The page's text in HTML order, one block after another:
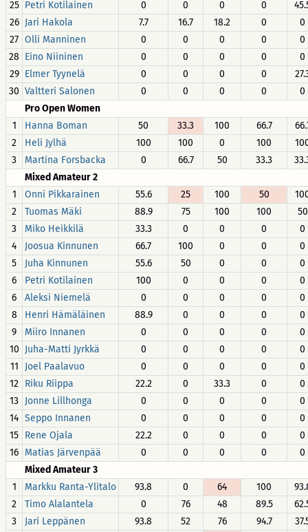
25 Petri Kotilainen 0 0 0 0
26 Jari Hakola 7.7 16.7 18.2 0
0
27 Olli Manninen 0 0 0 0
0
28 Eino Niininen 0 0 0 0
0
29 Elmer Tyynelä 0 0 0 0
30 Valtteri Salonen 0 0 0 0
0
Pro Open Women
1
Hanna Boman 50 33.3 100 66.7
2
Heli Jylhä 100 100 0 100
3
Martina Forsbacka 0 66.7 50 33.3
Mixed Amateur 2
1
Onni Pikkarainen 55.6 25 100 50
2
Tuomas Mäki 88.9 75 100 100
50
3
Miko Heikkilä 33.3 0 0 0
0
4
Joosua Kinnunen 66.7 100 0 0
0
5
Juha Kinnunen 55.6 50 0 0
0
6
Petri Kotilainen 100 0 0 0
0
6
Aleksi Niemelä 0 0 0 0
0
8
Henri Hämäläinen 88.9 0 0 0
0
9
Miiro Innanen 0 0 0 0
0
10 Juha-Matti Jyrkkä 0 0 0 0
0
11
Joel Paalavuo 0 0 0 0
0
12 Riku Riippa 22.2 0 33.3 0
0
13 Jonne Lillhonga 0 0 0 0
0
14 Seppo Innanen 0 0 0 0
0
15 Rene Ojala 22.2 0 0 0
0
16 Matias Järvenpää 0 0 0 0
0
Mixed Amateur 3
1
Markku Ranta-Ylitalo 93.8 0 64 100
2
Timo Alalantela 0 76 48 89.5
3
Jari Leppänen 93.8 52 76 94.7